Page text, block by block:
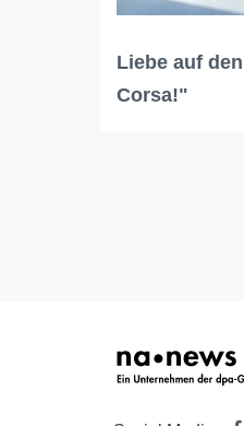
Liebe auf
Corsa!"